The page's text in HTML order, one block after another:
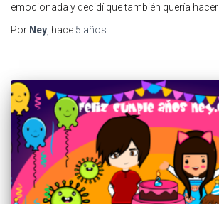
emocionada y decidí que también quería hacer
Por Ney , hace 5 años